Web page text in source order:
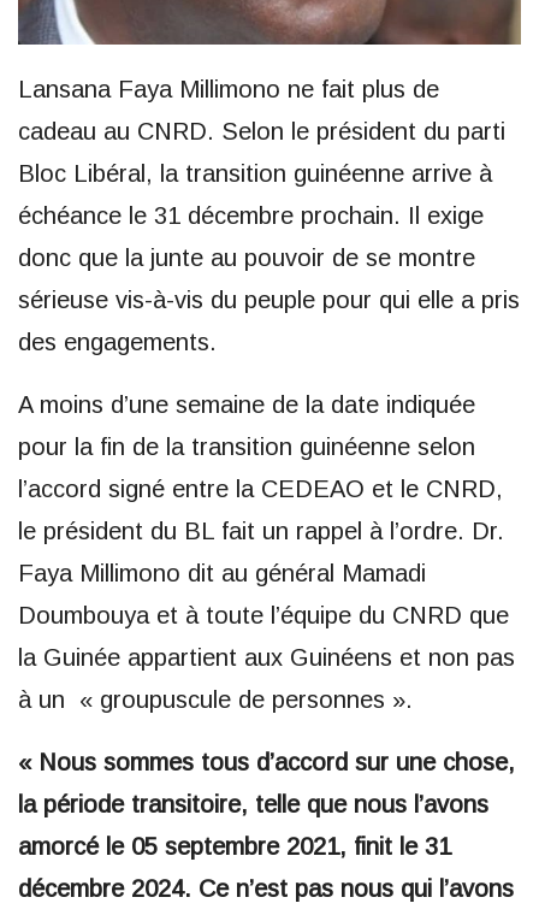
Lansana Faya Millimono ne fait plus de
cadeau au CNRD. Selon le président du parti
Bloc Libéral, la transition guinéenne arrive à
échéance le 31 décembre prochain. Il exige
donc que la junte au pouvoir de se montre
sérieuse vis-à-vis du peuple pour qui elle a pris
des engagements.
A moins d’une semaine de la date indiquée
pour la fin de la transition guinéenne selon
l’accord signé entre la CEDEAO et le CNRD,
le président du BL fait un rappel à l’ordre. Dr.
Faya Millimono dit au général Mamadi
Doumbouya et à toute l’équipe du CNRD que
la Guinée appartient aux Guinéens et non pas
à un « groupuscule de personnes ».
« Nous sommes tous d’accord sur une chose,
la période transitoire, telle que nous l’avons
amorcé le 05 septembre 2021, finit le 31
décembre 2024. Ce n’est pas nous qui l’avons